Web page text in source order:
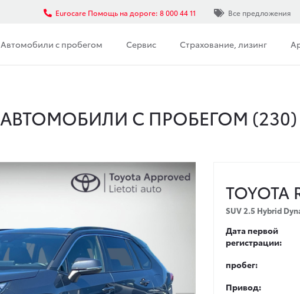
Автомобили с пробегом Сервис Страхование, лизинг
Eurocare Помощь на дороге: 8 000 44 11 Все предложения
АВТОМОБИЛИ С ПРОБЕГОМ (230)
TOYOTA
SUV 2.5 Hybrid
Дата первой
регистрации:
пробег:
Привод: